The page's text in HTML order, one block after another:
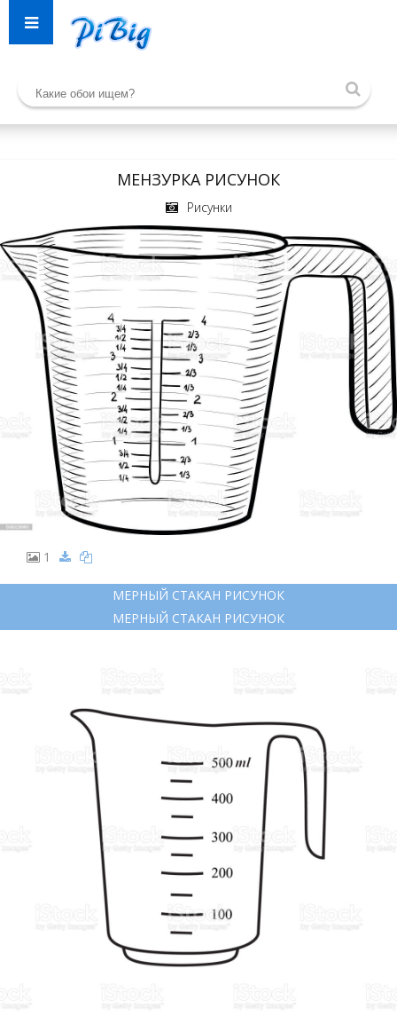
МЕНЗУРКА РИСУНОК
Рисунки
1
МЕРНЫЙ СТАКАН РИСУНОК
МЕРНЫЙ СТАКАН РИСУНОК